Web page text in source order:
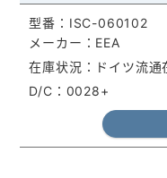
ISC-060102
EEA
ドイツ流通
0028+